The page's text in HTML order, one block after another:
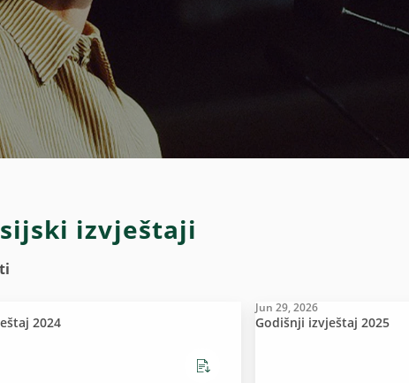
izvještaji
2024
Jun 29, 2026
Godišnji izvještaj 2025